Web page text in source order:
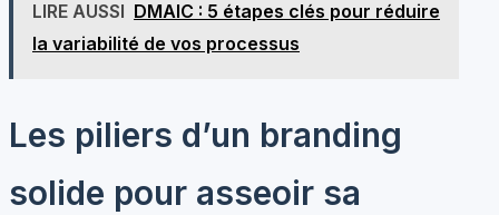
LIRE AUSSI DMAIC : 5 étapes clés pour réduire
la variabilité de vos processus
Les piliers d’un branding
solide pour asseoir sa